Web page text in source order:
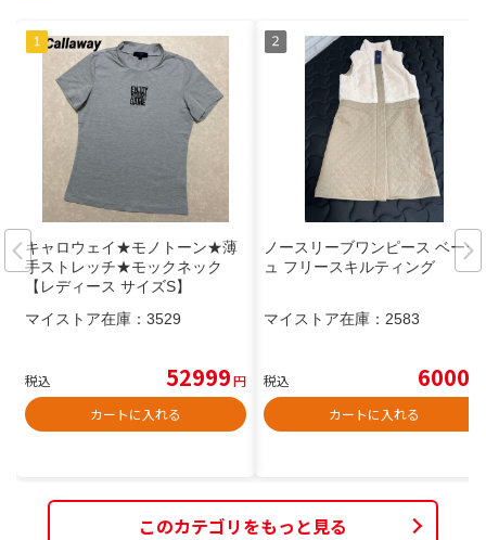
キャロウェイ★モノトーン★薄
手ストレッチ★モックネック
【レディース サイズS】
マイストア在庫： 3529
税込 52999円
カートに入れる
ノースリーブワンピース ベージ
ュ フリースキルティング
マイストア在庫： 2583
税込 6000
カートに入れる
このカテゴリをもっと見る